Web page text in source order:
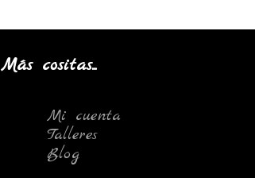
Más cositas...
Mi cuenta
Talleres
Blog